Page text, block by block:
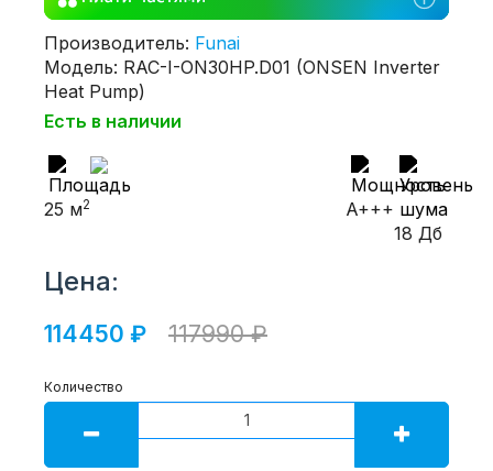
Производитель: Funai
Модель: RAC-I-ON30HP.D01 (ONSEN Inverter
Heat Pump)
Есть в наличии
25 м2
A+++
18 Дб
Цена:
114450 ₽ 117990 ₽
Количество